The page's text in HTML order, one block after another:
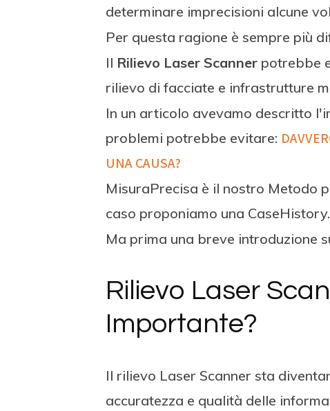
determinare imprecisioni alcune
Per questa ragione è sempre più
Il Rilievo Laser Scanner potrebbe
rilievo di facciate e infrastrutture
In un articolo avevamo descritto
problemi potrebbe evitare:
UNA CAUSA?
MisuraPrecisa è il nostro Metodo
caso proponiamo una CaseHistory.
Ma prima una breve introduzione
Rilievo Laser
Importante?
Il rilievo Laser Scanner sta
accuratezza e qualità delle